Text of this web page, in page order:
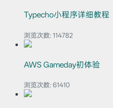
Typecho小程序详细教程
浏览次数: 114782
AWS Gameday初体验
浏览次数: 61410